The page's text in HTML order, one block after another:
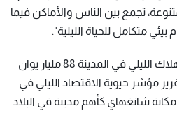
تجمع بين الناس والأماكن فيما
متكامل للحياة الليلية".
ومنذ يونيو، تجاوز حجم الاستهلاك الليلي في المدينة 88 مليار يوان
تقرير مؤشر حيوية الاقتصاد الليلي في
التأكيد على مكانة شانغهاي كأهم مدينة في البلاد